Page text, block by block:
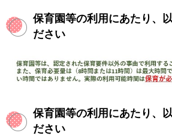
保育園等の利用にあたり、
ださい
保育園等の利用にあたり、
ださい